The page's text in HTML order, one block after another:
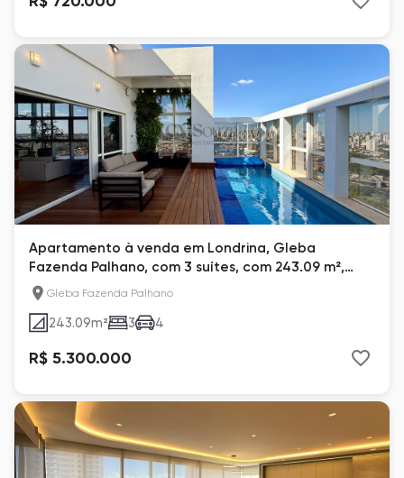
Apartamento à venda em Londrina, Gleba
Fazenda Palhano, com 3 suítes, com 243.09 m²,
Parc Guell
Gleba Fazenda Palhano
243.09m² 3 4
R$ 5.300.000